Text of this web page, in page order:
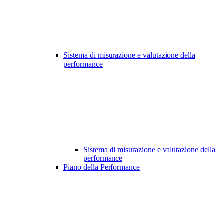
Sistema di misurazione e valutazione della
performance
Sistema di misurazione e valutazione della
performance
Piano della Performance